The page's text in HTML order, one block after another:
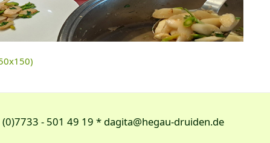
- 501 49 19 * dagita@hegau-druiden.de